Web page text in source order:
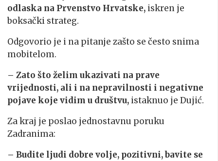
odlaska na Prvenstvo Hrvatske, iskren je
boksački strateg.
Odgovorio je i na pitanje zašto se često snima
mobitelom.
– Zato što želim ukazivati na prave
vrijednosti, ali i na nepravilnosti i negativne
pojave koje vidim u društvu, istaknuo je Dujić.
Za kraj je poslao jednostavnu poruku
Zadranima:
– Budite ljudi dobre volje, pozitivni, bavite se